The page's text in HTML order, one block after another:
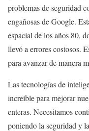
problemas de seguridad
engañosas de Google.
espacial de los años 80,
llevó a errores costosos.
para avanzar de manera
Las tecnologías de
increíble para mejorar
enteras. Necesitamos
poniendo la seguridad y